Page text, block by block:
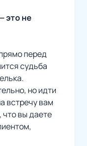
это не
перед
судьба
но идти
встречу вам
что вы даете